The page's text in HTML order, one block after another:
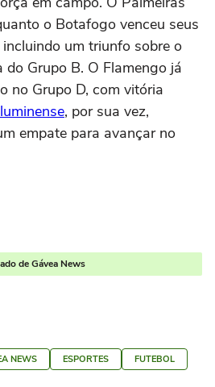
o Botafogo venceu seus
um triunfo sobre o
do Grupo B. O Flamengo já
no Grupo D, com vitória
, por sua vez,
empate para avançar no
de Gávea News
NEWS ESPORTES FUTEBOL